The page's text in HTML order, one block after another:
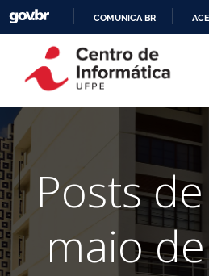
COMUNICA BR
Posts
maio